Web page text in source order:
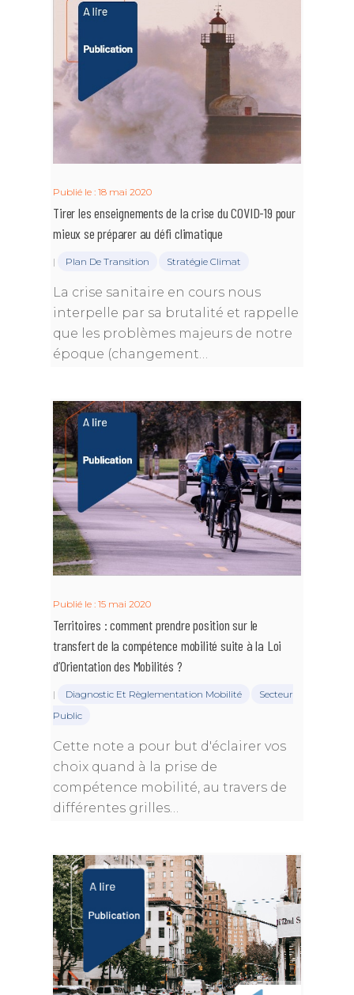
Publié le : 18 mai 2020
Tirer les enseignements de la crise du COVID-19 pour
mieux se préparer au défi climatique
| Plan De Transition Stratégie Climat
La crise sanitaire en cours nous
interpelle par sa brutalité et rappelle
que les problèmes majeurs de notre
époque (changement…
Publié le : 15 mai 2020
Territoires : comment prendre position sur le
transfert de la compétence mobilité suite à la Loi
d’Orientation des Mobilités ?
| Diagnostic Et Règlementation Mobilité
Secteur
Public
Cette note a pour but d'éclairer vos
choix quand à la prise de
compétence mobilité, au travers de
différentes grilles…